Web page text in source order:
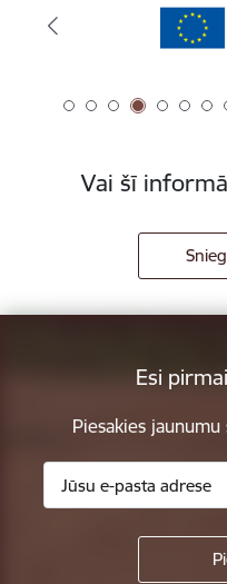
Vai šī
Esi
Piesakies jaunumu